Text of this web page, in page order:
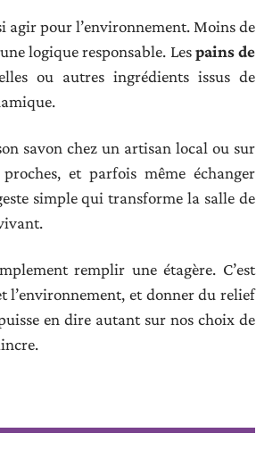
agir pour l’environnement. Moins de
logique responsable. Lespains de
ou autres ingrédients issus de
savon chez un artisan local ou sur
et parfois même échanger
simple qui transforme la salle de
remplir une étagère. C’est
l’environnement, et donner du relief
en dire autant sur nos choix de